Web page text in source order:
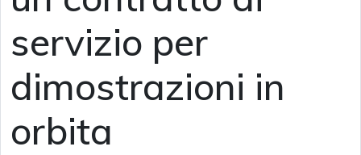
servizio per
dimostrazioni in
orbita